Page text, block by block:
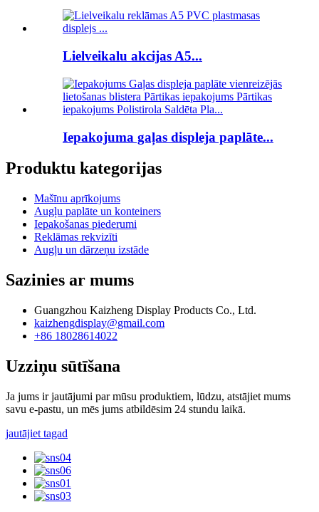
Lielveikalu akcijas A5...
Iepakojuma gaļas displeja paplāte...
Produktu kategorijas
Mašīnu aprīkojums
Augļu paplāte un konteiners
Iepakošanas piederumi
Reklāmas rekvizīti
Augļu un dārzeņu izstāde
Sazinies ar mums
Guangzhou Kaizheng Display Products Co., Ltd.
kaizhengdisplay@gmail.com
+86 18028614022
Uzziņu sūtīšana
Ja jums ir jautājumi par mūsu produktiem, lūdzu, atstājiet mums
savu e-pastu, un mēs jums atbildēsim 24 stundu laikā.
jautājiet tagad